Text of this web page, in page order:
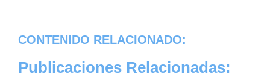
CONTENIDO RELACIONADO:
Publicaciones Relacionadas: